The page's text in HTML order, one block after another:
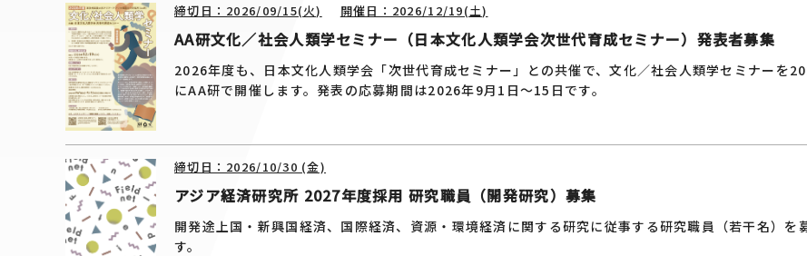
締切日：2026/09/15(火) 開催日：2026/12/19(土)
AA研文化／社会人類学セミナー（日本文化人類学会次世代育成セミナー）発表者募集
2026年度も、日本文化人類学会「次世代育成セミナー」との共催で、文化／社会人類学セミナーを
にAA研で開催します。発表の応募期間は2026年9月1日～15日です。
締切日：2026/10/30 (金)
アジア経済研究所 2027年度採用 研究職員（開発研究）募集
開発途上国・新興国経済、国際経済、資源・環境経済に関する研究に従事する研究職員（若干名）を
す。